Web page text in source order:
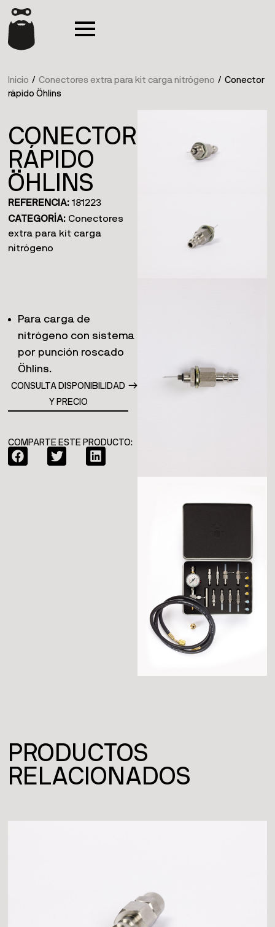
Inicio /Conectores extra para kit carga nitrógeno / Conector
rápido Öhlins
CONECTOR
RÁPIDO
ÖHLINS
REFERENCIA:181223
CATEGORÍA: Conectores
extra para kit carga
nitrógeno
Para carga de
nitrógeno con sistema
por punción roscado
Öhlins.
CONSULTA DISPONIBILIDAD
Y PRECIO
COMPARTE ESTE PRODUCTO:
PRODUCTOS
RELACIONADOS